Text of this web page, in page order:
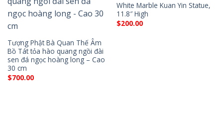
Tượng Phật Bà Quan Thế Âm
Bồ Tát tỏa hào quang ngồi đài
sen đá ngọc hoàng long – Cao
30 cm
$700.00
White Marble Kuan Yin Statue,
11.8″ High
$200.00